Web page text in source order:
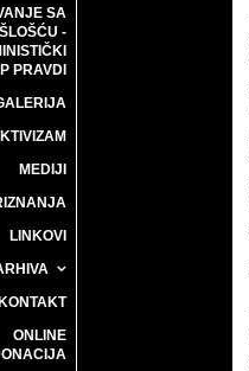
SA
-
PRAVDI
MEDIJI
LINKOVI
KONTAKT
ONLINE